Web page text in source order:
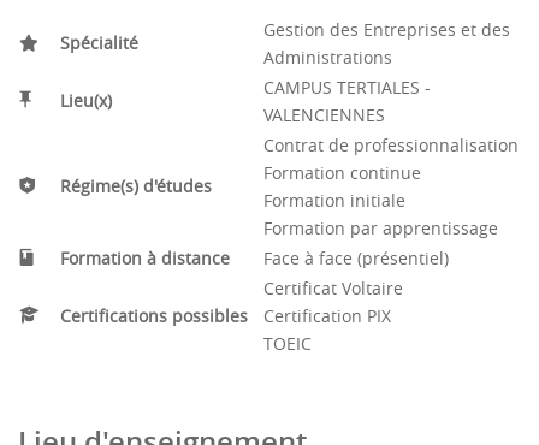
Spécialité
Gestion des Entreprises et des
Administrations
Lieu(x)
CAMPUS TERTIALES -
VALENCIENNES
Régime(s) d'études
Contrat de professionnalisation
Formation continue
Formation initiale
Formation par apprentissage
Formation à distance
Face à face (présentiel)
Certifications possibles
Certificat Voltaire
Certification PIX
TOEIC